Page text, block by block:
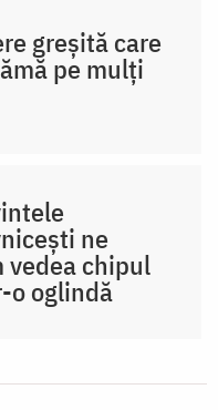
greșită care
pe mulți
ne
vedea chipul
o oglindă